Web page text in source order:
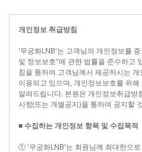
개인정보 취급방침
'무궁화LNB'는 고객님의 개인정보를
및 정보보호"에 관한 법률을 준수하고
침을 통하여 고객님께서 제공하시는
이용되고 있으며, 개인정보보호를 위
알려드립니다. 본원은 개인정보취급방
사항(또는 개별공지)을 통하여 공지할
■ 수집하는 개인정보 항목 및 수집목적
① '무궁화LNB'는 회원님께 최대한으